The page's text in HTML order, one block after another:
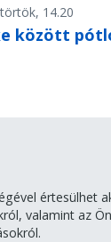
14.20
között
értesülhet
valamint az